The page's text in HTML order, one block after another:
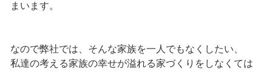
まいます。
なので弊社では、そんな家族を一人でもなくしたい、
私達の考える家族の幸せが溢れる家づくりをしなくては